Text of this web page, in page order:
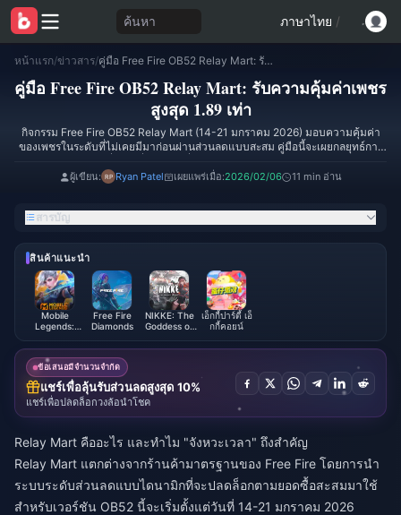
ค้นหา ภาษาไทย /
หน้าแรก/ข่าวสาร/ คู่มือ Free Fire OB52 Relay Mart: รับความคุ้มค่าเพชรสูงสุด 1.89 เท่า
คู่มือ Free Fire OB52 Relay Mart: รับความคุ้มค่าเพชร
สูงสุด 1.89 เท่า
กิจกรรม Free Fire OB52 Relay Mart (14-21 มกราคม 2026) มอบความคุ้มค่า
ของเพชรในระดับที่ไม่เคยมีมาก่อนผ่านส่วนลดแบบสะสม คู่มือนี้จะเผยกลยุทธ์การ
รหัสแชร์ 50% ซึ่งจะช่วยเพิ่มประสิทธิภาพการรับเพชรได้สูงสุดถึง 1.89 เท่า
ผู้เขียน: Ryan Patel เผยแพร่เมื่อ:2026/02/06 11 min อ่าน
สารบัญ
สินค้าแนะนำ
Mobile
Legends:
Free Fire
Diamonds
NIKKE: The
Goddess of
เอ็กกี้ปาร์ตี้ เอ็
กกี้คอยน์
ข้อเสนอมีจำนวนจำกัด
แชร์เพื่อลุ้นรับส่วนลดสูงสุด 10%
แชร์เพื่อปลดล็อกวงล้อนำโชค
Relay Mart คืออะไร และทำไม "จังหวะเวลา" ถึงสำคัญ
Relay Mart แตกต่างจากร้านค้ามาตรฐานของ Free Fire โดยการนำ
ระบบระดับส่วนลดแบบไดนามิกที่จะปลดล็อกตามยอดซื้อสะสมมาใช้
สำหรับเวอร์ชัน OB52 นี้จะเริ่มตั้งแต่วันที่ 14-21 มกราคม 2026